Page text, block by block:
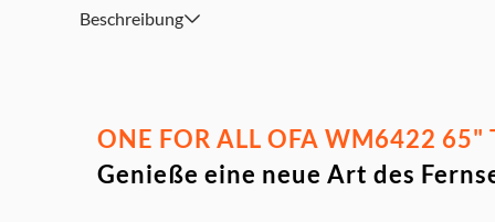
Beschreibung
ONE FOR ALL OFA WM6422
Genieße eine neue Art des